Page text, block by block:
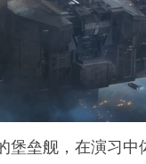
垒舰，在演习